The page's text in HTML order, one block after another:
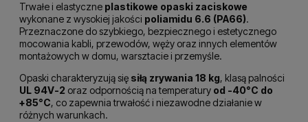
Trwałe i elastyczne plastikowe opaski zaciskowe
wykonane z wysokiej jakości poliamidu 6.6 (PA66).
Przeznaczone do szybkiego, bezpiecznego i estetycznego
mocowania kabli, przewodów, węży oraz innych elementów
montażowych w domu, warsztacie i przemyśle.
Opaski charakteryzują się siłą zrywania 18 kg, klasą palności
UL 94V-2 oraz odpornością na temperatury od -40°C do
+85°C, co zapewnia trwałość i niezawodne działanie w
różnych warunkach.